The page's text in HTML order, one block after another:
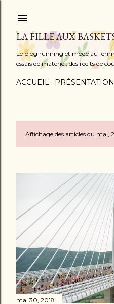
LA FILLE AUX
Le blog running et mode au
essais de materiel, des récits de
ACCUEIL PRÉSENTATION
A
c
l
e
s
Affichage des articles du mai,
mai 30, 2018